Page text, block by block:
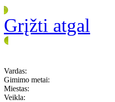
Grįžti atgal
Vardas:
Gimimo metai:
Miestas:
Veikla: